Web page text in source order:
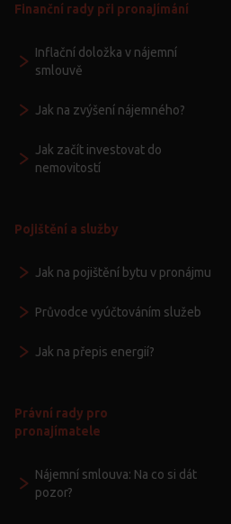
Finanční rady při pronajímání
Inflační doložka v nájemní
smlouvě
Jak na zvýšení nájemného?
Jak začít investovat do
nemovitostí
Pojištění a služby
Jak na pojištění bytu v pronájmu
Průvodce vyúčtováním služeb
Jak na přepis energií?
Právní rady pro
pronajímatele
Nájemní smlouva: Na co si dát
pozor?